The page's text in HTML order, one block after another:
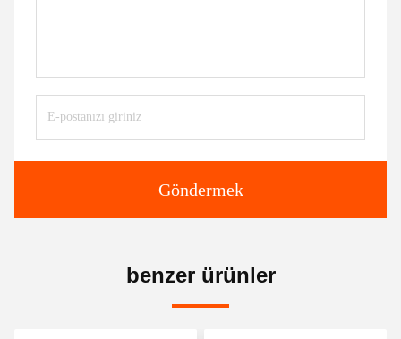
Göndermek
benzer ürünler